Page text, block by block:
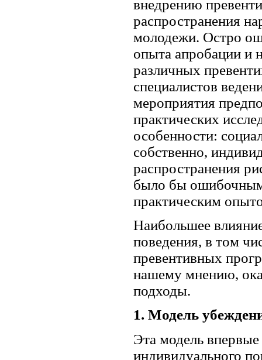
внедрению
распространения
молодежи. Остро
опыта апробации и
различных
специалистов
мероприятия
практических
особенности:
собственно,
распространения
было бы ошибочным
практическим
Наибольшее
поведения, в том
превентивных
нашему мнению,
подходы.
1. Модель
Эта модель
индивидуального